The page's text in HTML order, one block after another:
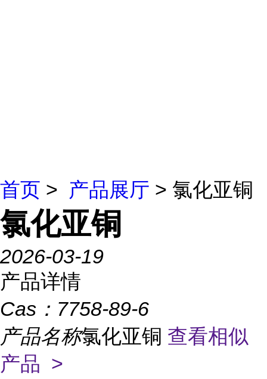
首页 > 产品展厅 > 氯化亚铜
氯化亚铜
2026-03-19
产品详情
Cas： 7758-89-6
产品名称氯化亚铜 查看相似
产品 >